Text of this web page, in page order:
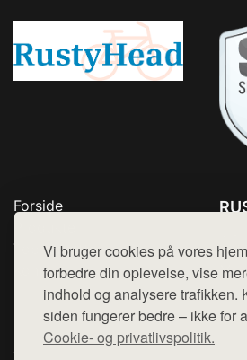
Vi bruger cookies på vores
forbedre din oplevelse, vise
indhold og analysere trafikken.
siden fungerer bedre – ikke for
Cookie- og privatlivspolitik.
Forside
Top Rabatter
Kontakt